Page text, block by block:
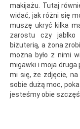
makijażu. Tutaj
widać, jak różni się
muszę ukryć kilka
zarostu czy jabłko
biżuterią, a żona
można było z nimi
migawki i moja druga
mi się, że zdjęcie, na
sobie dużą moc,
jesteśmy obie